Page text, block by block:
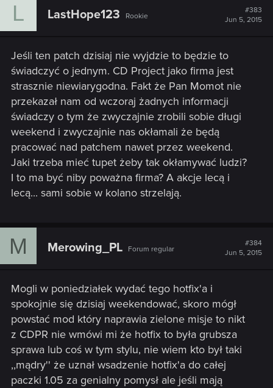
L LastHope123 Rookie
#383
Jun 5, 2015
Jeśli ten patch dzisiaj nie wyjdzie to będzie to
świadczyć o jednym. CD Project jako firma jest
strasznie niewiarygodna. Fakt że Pan Momot nie
przekazał nam od wczoraj żadnych informacji
świadczy o tym że zwyczajnie zrobili sobie długi
weekend i zwyczajnie nas okłamali że będą
pracować nad patchem nawet przez weekend.
Jaki trzeba mieć tupet żeby tak okłamywać ludzi?
I to ma być niby poważna firma? A akcje lecą i
lecą... sami sobie w kolano strzelają.
M Merowing_PL Forum regular
#384
Jun 5, 2015
Mogli w poniedziałek wydać tego hotfix'a i
spokojnie się dzisiaj weekendować, skoro mógł
powstać mod który naprawia zielone misje to nikt
z CDPR nie wmówi mi że hotfix to była grubsza
sprawa lub coś w tym stylu, nie wiem kto był taki
,,mądry'' że uznał wsadzenie hotfix'a do całej
paczki 1.05 za genialny pomysł ale jeśli mają